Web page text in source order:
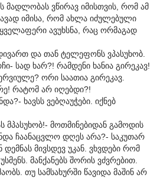
მადლობას ვწირავ იმისთვის, რომ ამ
იმისა, რომ ახლა იძულებული
ყველაფერი ავუხსნა, რაც ორმაგად
და თან ტელეფონს ვპასუხობ.
სად ხარ?! რამდენი ხანია გირეკავ!
ორი საათია გირეკავ.
რატომ არ იღებდი?!
ხავსს ვებღაუჭები. იქნებ
მპასუხობ!- მოთმინებიდან გამოდის
ჩაანაცვლო დღეს არა?- საკუთარ
მივსდევ უკან. ვხვდები რომ
მანქანებს შორის ვძვრებით.
თუ სამსახურში წავიდა მაშინ არ